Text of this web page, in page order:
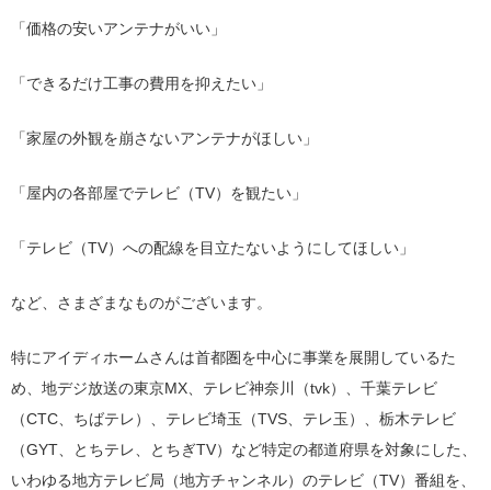
「価格の安いアンテナがいい」
「できるだけ工事の費用を抑えたい」
「家屋の外観を崩さないアンテナがほしい」
「屋内の各部屋でテレビ（TV）を観たい」
「テレビ（TV）への配線を目立たないようにしてほしい」
など、さまざまなものがございます。
特にアイディホームさんは首都圏を中心に事業を展開しているた
め、地デジ放送の東京MX、テレビ神奈川（tvk）、千葉テレビ
（CTC、ちばテレ）、テレビ埼玉（TVS、テレ玉）、栃木テレビ
（GYT、とちテレ、とちぎTV）など特定の都道府県を対象にした、
いわゆる地方テレビ局（地方チャンネル）のテレビ（TV）番組を、